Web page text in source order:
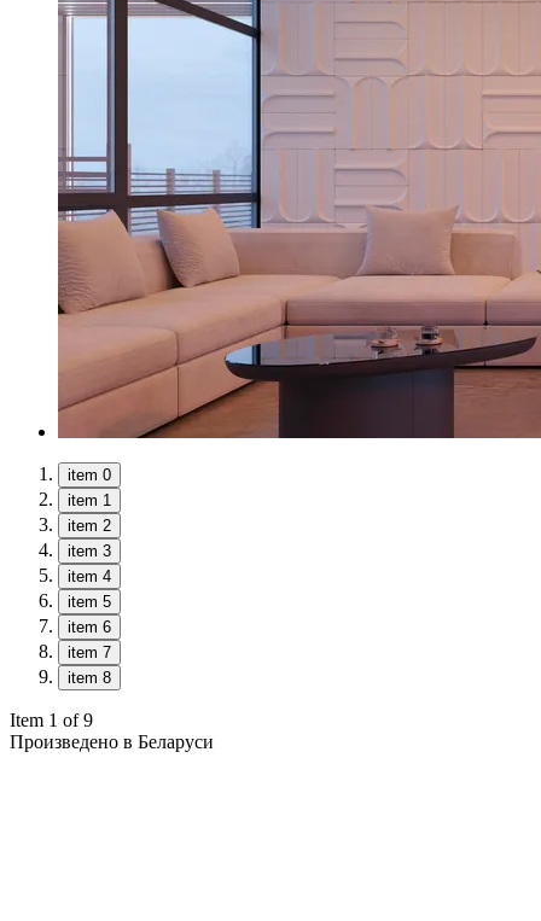
item 0
item 1
item 2
item 3
item 4
item 5
item 6
item 7
item 8
Item 1 of 9
Произведено в Беларуси